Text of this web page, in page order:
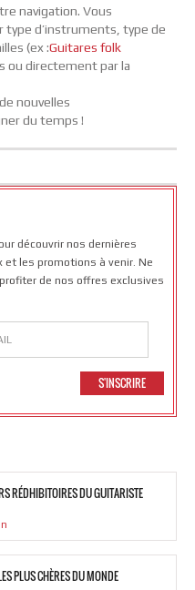
navigation. Vous
type d’instruments, type de
(ex :Guitares folk
ou directement par la
nouvelles
du temps !
découvrir nos dernières
les promotions à venir. Ne
de nos offres exclusives
RÉDHIBITOIRES DU GUITARISTE
PLUS CHÈRES DU MONDE